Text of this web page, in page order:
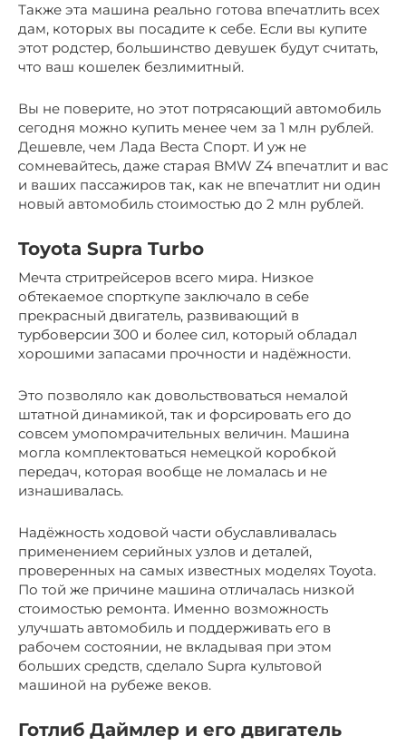
Также эта машина реально готова впечатлить всех
дам, которых вы посадите к себе. Если вы купите
этот родстер, большинство девушек будут считать,
что ваш кошелек безлимитный.
Вы не поверите, но этот потрясающий автомобиль
сегодня можно купить менее чем за 1 млн рублей.
Дешевле, чем Лада Веста Спорт. И уж не
сомневайтесь, даже старая BMW Z4 впечатлит и вас
и ваших пассажиров так, как не впечатлит ни один
новый автомобиль стоимостью до 2 млн рублей.
Toyota Supra Turbo
Мечта стритрейсеров всего мира. Низкое
обтекаемое спорткупе заключало в себе
прекрасный двигатель, развивающий в
турбоверсии 300 и более сил, который обладал
хорошими запасами прочности и надёжности.
Это позволяло как довольствоваться немалой
штатной динамикой, так и форсировать его до
совсем умопомрачительных величин. Машина
могла комплектоваться немецкой коробкой
передач, которая вообще не ломалась и не
изнашивалась.
Надёжность ходовой части обуславливалась
применением серийных узлов и деталей,
проверенных на самых известных моделях Toyota.
По той же причине машина отличалась низкой
стоимостью ремонта. Именно возможность
улучшать автомобиль и поддерживать его в
рабочем состоянии, не вкладывая при этом
больших средств, сделало Supra культовой
машиной на рубеже веков.
Готлиб Даймлер и его двигатель